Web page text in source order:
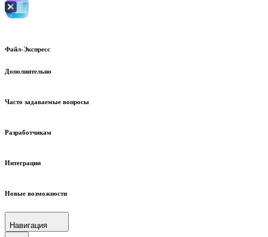
Файл-Экспресс
Дополнительно
Часто задаваемые вопросы
Разработчикам
Интеграции
Новые возможности
Навигация